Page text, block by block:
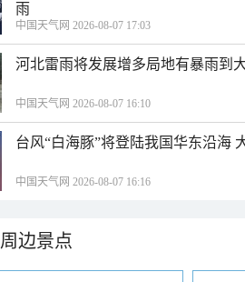
雨
中国天气网 2026-08-07 17:03
河北雷雨将发展增多局地有暴雨到
中国天气网 2026-08-07 16:10
台风“白海豚”将登陆我国华东沿海
中国天气网 2026-08-07 16:16
周边景点